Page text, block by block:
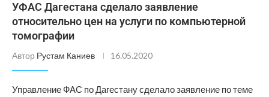
УФАС Дагестана сделало заявление
относительно цен на услуги по компьютерной
томографии
Автор Рустам Каниев 16.05.2020
Управление ФАС по Дагестану сделало заявление по теме